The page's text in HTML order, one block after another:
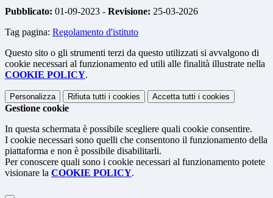
Pubblicato: 01-09-2023 - Revisione: 25-03-2026
Tag pagina: Regolamento d'istituto
Questo sito o gli strumenti terzi da questo utilizzati si avvalgono di
cookie necessari al funzionamento ed utili alle finalità illustrate nella
COOKIE POLICY.
Personalizza Rifiuta tutti i cookies Accetta tutti i cookies
Gestione cookie
In questa schermata è possibile scegliere quali cookie consentire.
I cookie necessari sono quelli che consentono il funzionamento della
piattaforma e non è possibile disabilitarli.
Per conoscere quali sono i cookie necessari al funzionamento potete
visionare la COOKIE POLICY.